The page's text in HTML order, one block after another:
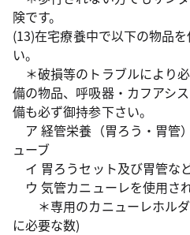
険です。
(13)在宅療養中で以下の物品
い。
＊破損等のトラブルにより
備の物品、呼吸器・カフアシ
備も必ず御持参下さい。
ア 経管栄養（胃ろう・胃管
ューブ
イ 胃ろうセット及び胃管な
ウ 気管カニューレを使用さ
＊専用のカニューレホルダ
に必要な数)